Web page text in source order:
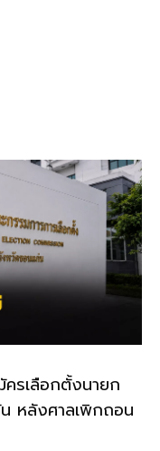
รเลือกตั้งนายก
หลังศาลเพิกถอน